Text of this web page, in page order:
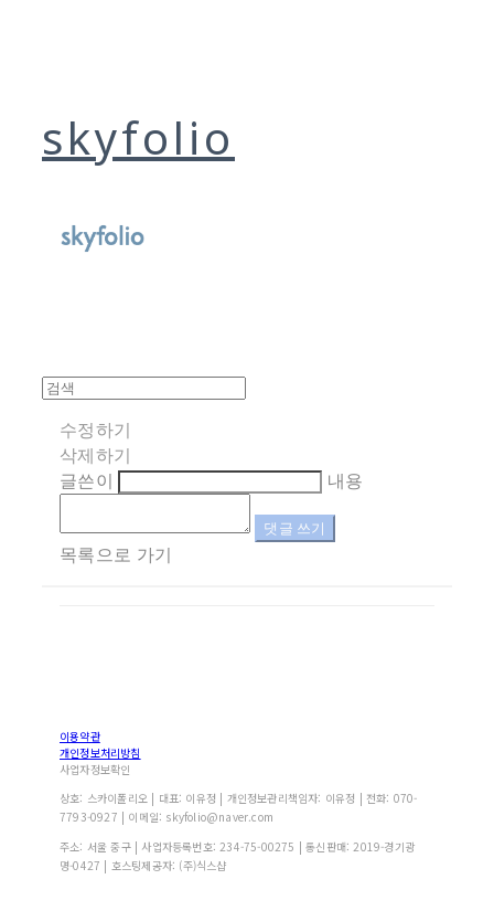
skyfolio
수정하기
삭제하기
글쓴이
내용
댓글 쓰기
목록으로 가기
이용약관
개인정보처리방침
사업자정보확인
상호: 스카이폴리오 | 대표: 이유정 | 개인정보관리책임자: 이유정 | 전화: 070-
7793-0927 | 이메일: skyfolio@naver.com
주소: 서울 중구 | 사업자등록번호: 234-75-00275 | 통신판매: 2019-경기광
명-0427 | 호스팅제공자: (주)식스샵